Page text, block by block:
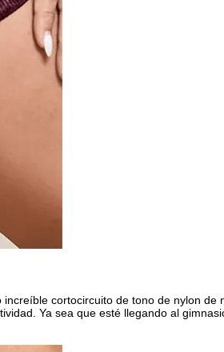
cortocircuito de tono de nylon de
Ya sea que esté llegando al